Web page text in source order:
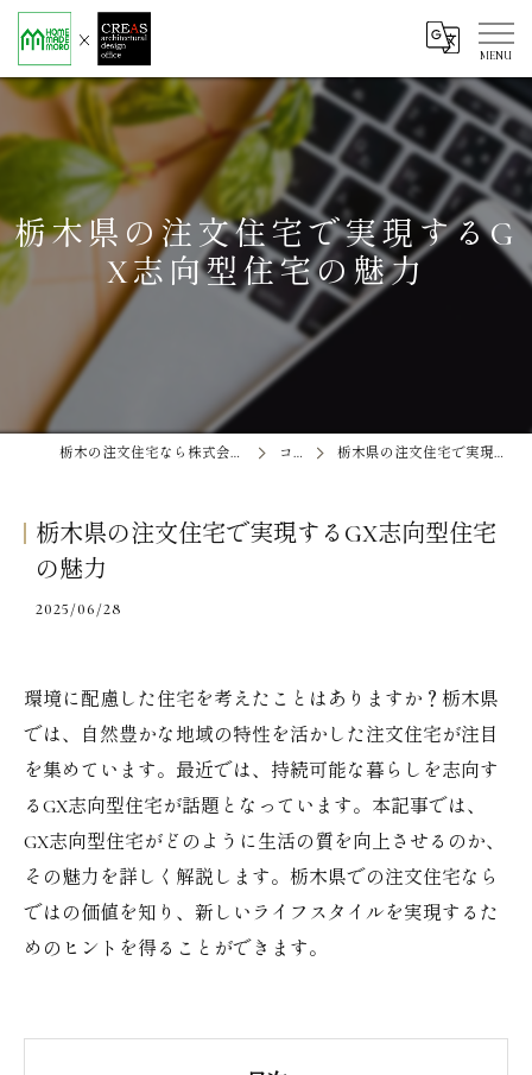
栃木県の注文住宅で実現するG
X志向型住宅の魅力
栃木の注文住宅なら株式会社ソエル ホームメイド茂呂 コラム 栃木県の注文住宅で実現するGX志向型住宅の魅力
栃木県の注文住宅で実現するGX志向型住宅
の魅力
2025/06/28
環境に配慮した住宅を考えたことはありますか？栃木県
では、自然豊かな地域の特性を活かした注文住宅が注目
を集めています。最近では、持続可能な暮らしを志向す
るGX志向型住宅が話題となっています。本記事では、
GX志向型住宅がどのように生活の質を向上させるのか、
その魅力を詳しく解説します。栃木県での注文住宅なら
ではの価値を知り、新しいライフスタイルを実現するた
めのヒントを得ることができます。